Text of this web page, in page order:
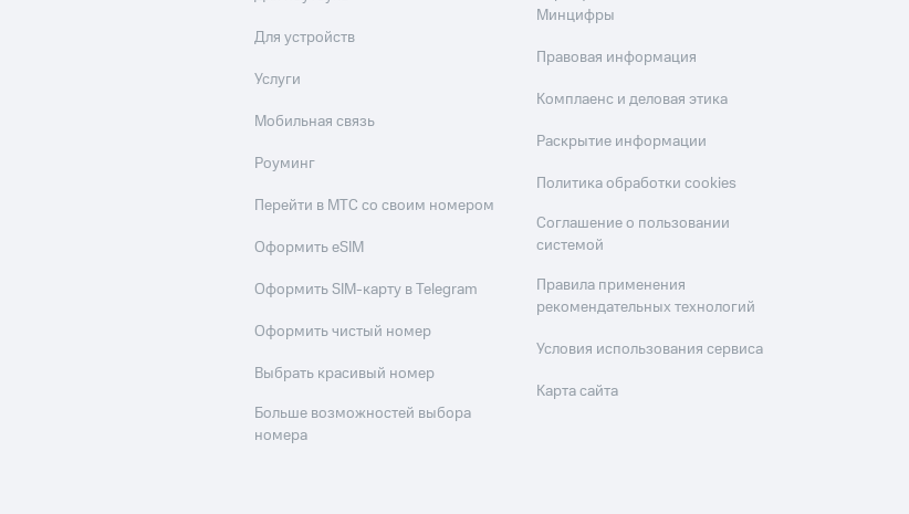
Для устройств
Услуги
Мобильная связь
Роуминг
Перейти в МТС со своим номером
Оформить eSIM
Оформить SIM-карту в Telegram
Оформить чистый номер
Выбрать красивый номер
Больше возможностей выбора
номера
Минцифры
Правовая информация
Комплаенс и деловая этика
Раскрытие информации
Политика обработки cookies
Соглашение о пользовании
системой
Правила применения
рекомендательных технологий
Условия использования сервиса
Карта сайта